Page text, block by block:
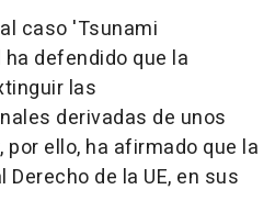
caso 'Tsunami
defendido que la
las
derivadas de unos
ello, ha afirmado que la
de la UE, en sus